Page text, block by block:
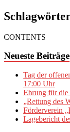
CONTENTS
Neueste Beiträge
Tag der
17:00 Uhr
Ehrung für die
„Rettung des
Förderverein
Lagebericht